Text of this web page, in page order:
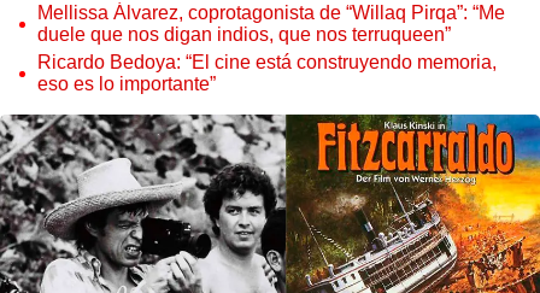
Mellissa Álvarez, coprotagonista de “Willaq Pirqa”: “Me
duele que nos digan indios, que nos terruqueen”
Ricardo Bedoya: “El cine está construyendo memoria,
eso es lo importante”